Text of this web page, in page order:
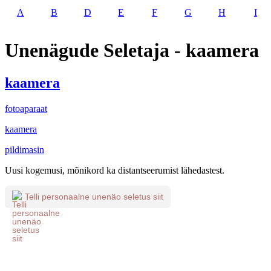
A B D E F G H I
Unenägude Seletaja - kaamera
kaamera
fotoaparaat
kaamera
pildimasin
Uusi kogemusi, mõnikord ka distantseerumist lähedastest.
Telli personaalne unenäo seletus siit